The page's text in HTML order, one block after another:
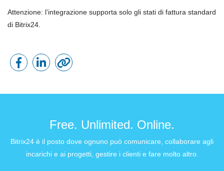
Attenzione: l’integrazione supporta solo gli stati di fattura standard
di Bitrix24.
Free. Unlimited. Online.
Bitrix24 è il posto dove ognuno può comunicare, collaborare agli
incarichi e ai progetti, gestire i clienti e fare molto altro.